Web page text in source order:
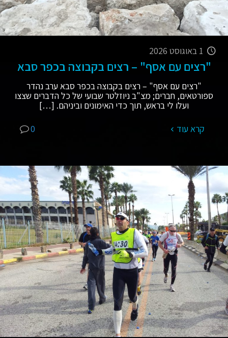
1 באוגוסט 2026
"רצים עם אסף" – רצים בקבוצה בכפר סבא
"רצים עם אסף" – רצים בקבוצה בכפר סבא ערב נהדר
ספורטאים, חברים; מצ"ב ניוזלטר שבועי של כל הדברים שצצו
ועלו לי בראש, תוך כדי האימונים וביניהם. […]
0
קרא עוד